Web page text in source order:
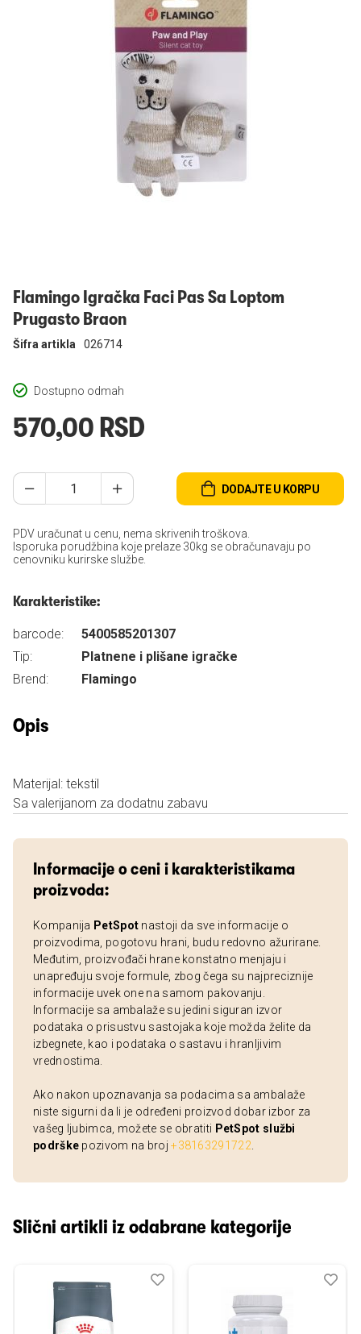
Flamingo Igračka Faci Pas Sa Loptom
Prugasto Braon
Dostupno odmah
Šifra artikla 026714
570,00 RSD
DODAJTE U KORPU
PDV uračunat u cenu, nema skrivenih troškova.
Isporuka porudžbina koje prelaze 30kg se obračunavaju po
cenovniku kurirske službe.
Karakteristike:
barcode:
5400585201307
Tip:
Platnene i plišane igračke
Brend:
Flamingo
Opis
Materijal: tekstil
Sa valerijanom za dodatnu zabavu
Informacije o ceni i karakteristikama
proizvoda:
Kompanija PetSpot nastoji da sve informacije o
proizvodima, pogotovu hrani, budu redovno ažurirane.
Međutim, proizvođači hrane konstatno menjaju i
unapređuju svoje formule, zbog čega su najpreciznije
informacije uvek one na samom pakovanju.
Informacije sa ambalaže su jedini siguran izvor
podataka o prisustvu sastojaka koje možda želite da
izbegnete, kao i podataka o sastavu i hranljivim
vrednostima.
Ako nakon upoznavanja sa podacima sa ambalaže
niste sigurni da li je određeni proizvod dobar izbor za
vašeg ljubimca, možete se obratiti PetSpot službi
podrške pozivom na broj+38163291722
Slični artikli iz odabrane kategorije
Dodaj
Uporedi